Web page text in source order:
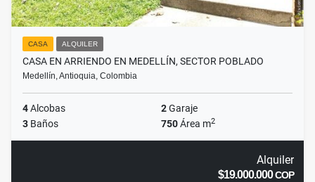
CASA ALQUILER
CASA EN ARRIENDO EN MEDELLÍN, SECTOR POBLADO
Medellín, Antioquia, Colombia
4Alcobas 2Garaje
3 Baños 750Área m2
Alquiler
$19.000.000COP